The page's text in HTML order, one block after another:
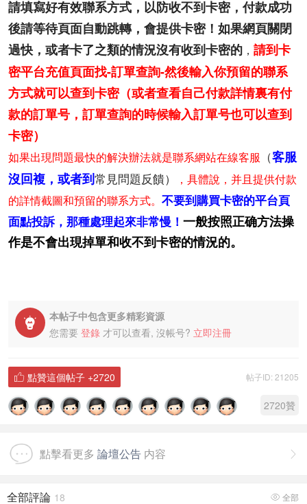
請填寫好有效聯系方式，以防收不到卡密，付款成功
後請等待頁面自動跳轉，會提供卡密！ 如果網頁關閉
過快，或者卡了之類的情況沒有收到卡密的 ， 請到卡
密平台充值頁面找-訂單查詢-然後輸入你預留的聯系
方式就可以查到卡密（或者查看自己付款詳情裏有付
款的訂單号，訂單查詢的時候輸入訂單号也可以查到
卡密）
如果出現問題最快的解決辦法就是聯系網站在線客服 （客服
沒回複，或者到常見問題反饋）
，具體說，并且提供付款
的詳情截圖和預留的聯系方式。 不要到購買卡密的平台頁
面點投訴，那種處理起來非常慢！ 一般按照正确方法操
作是不會出現掉單和收不到卡密的情況的。

本帖子中包含更多精彩資源
您需要 登錄 才可以查看, 沒帳号? 立即注冊
帖子ID: 21205
 點贊這個帖子 +2720
2720贊

點擊看更多 論壇公告 内容
 全部
全部評論 18